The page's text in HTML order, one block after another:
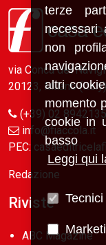
via Conca del
20123, Milano (Italy)
(+39) 02
info@fiaccola.it
PEC:
Redazione
Riviste
ABC Magazine
terze
necessari
non
altri
momento
cookie in
Leggi qui
Tecnici